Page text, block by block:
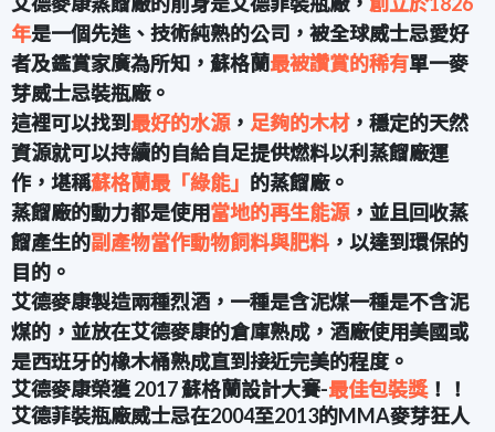
年是一個先進、技術純熟的公司，被全球威士忌愛好
者及鑑賞家廣為所知，蘇格蘭最被讚賞的稀有單一麥
芽威士忌裝瓶廠。
這裡可以找到最好的水源， 足夠的木材，穩定的天然
資源就可以持續的自給自足提供燃料以利蒸餾廠運
作，堪稱蘇格蘭最「綠能」 的蒸餾廠。
蒸餾廠的動力都是使用當地的再生能源，並且回收蒸
餾產生的副產物當作動物飼料與肥料 ，以達到環保的
目的。
艾德麥康製造兩種烈酒，一種是含泥煤一種是不含泥
煤的，並放在艾德麥康的倉庫熟成，酒廠使用美國或
是西班牙的橡木桶熟成直到接近完美的程度。
艾德麥康榮獲 2017 蘇格蘭設計大賽-最佳包裝獎！！
艾德菲裝瓶廠威士忌在2004至2013的MMA麥芽狂人